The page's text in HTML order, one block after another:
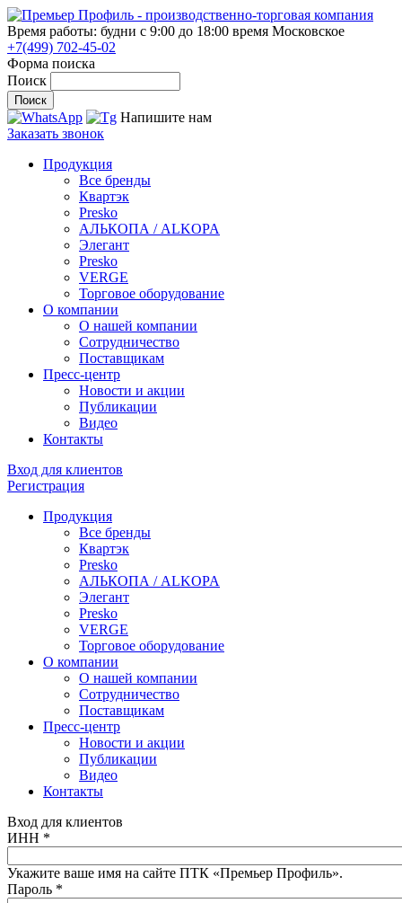
Время работы: будни с 9:00 до 18:00 время Московское
+7(499) 702-45-02
Форма поиска
Поиск
Напишите нам
Заказать звонок
Продукция
Все бренды
Квартэк
Presko
АЛЬКОПА / ALKOPA
Элегант
Presko
VERGE
Торговое оборудование
О компании
О нашей компании
Сотрудничество
Поставщикам
Пресс-центр
Новости и акции
Публикации
Видео
Контакты
Вход для клиентов
Регистрация
Продукция
Все бренды
Квартэк
Presko
АЛЬКОПА / ALKOPA
Элегант
Presko
VERGE
Торговое оборудование
О компании
О нашей компании
Сотрудничество
Поставщикам
Пресс-центр
Новости и акции
Публикации
Видео
Контакты
Вход для клиентов
ИНН *
Укажите ваше имя на сайте ПТК «Премьер Профиль».
Пароль *